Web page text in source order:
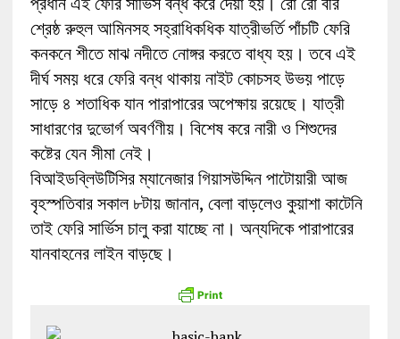
শ্রেষ্ঠ রুহুল আমিনসহ সহ্রাধিকধিক যাত্রীভর্তি পাঁচটি ফেরি
কনকনে শীতে মাঝ নদীতে নোঙ্গর করতে বাধ্য হয়। তবে এই
দীর্ঘ সময় ধরে ফেরি বন্ধ থাকায় নাইট কোচসহ উভয় পাড়ে
সাড়ে ৪ শতাধিক যান পারাপারের অপেক্ষায় রয়েছে। যাত্রী
সাধারণের দুভোর্গ অবর্ণণীয়। বিশেষ করে নারী ও শিশুদের
কষ্টের যেন সীমা নেই।
বিআইডব্লিউটিসির ম্যানেজার গিয়াসউদ্দিন পাটোয়ারী আজ
বৃহস্পতিবার সকাল ৮টায় জানান, বেলা বাড়লেও কুয়াশা কাটেনি
তাই ফেরি সার্ভিস চালু করা যাচ্ছে না। অন্যদিকে পারাপারের
যানবাহনের লাইন বাড়ছে।